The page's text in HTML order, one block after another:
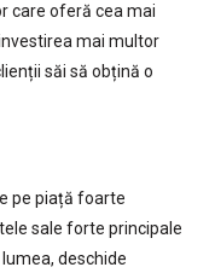
care oferă cea mai
mai multor
săi să obțină o
pe piață foarte
sale forte principale
deschide